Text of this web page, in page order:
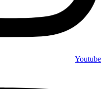
Youtube